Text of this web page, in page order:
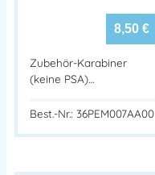
8,50 €
Zubehör-Karabiner
(keine PSA)…
Best.-Nr.: 36PEM007AA00